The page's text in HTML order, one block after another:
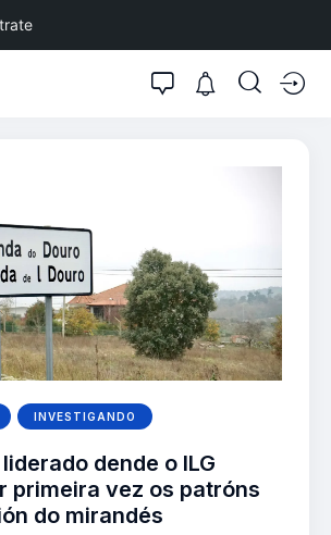
INVESTIGANDO
dende o ILG
primeira vez os patróns
do mirandés